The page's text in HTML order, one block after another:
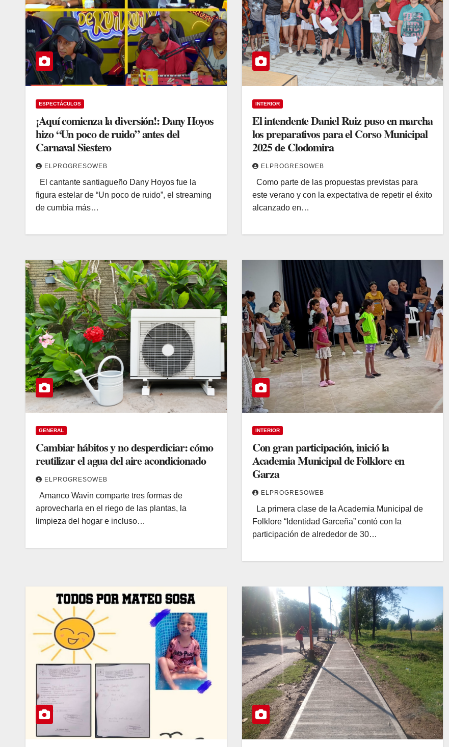
ESPECTÁCULOS
¡Aquí comienza la diversión!: Dany Hoyos
hizo “Un poco de ruido” antes del
Carnaval Siestero
ELPROGRESOWEB
El cantante santiagueño Dany Hoyos fue la
figura estelar de “Un poco de ruido”, el streaming
de cumbia más…
INTERIOR
El intendente Daniel Ruiz puso en marcha
los preparativos para el Corso Municipal
2025 de Clodomira
ELPROGRESOWEB
Como parte de las propuestas previstas para
este verano y con la expectativa de repetir el éxito
alcanzado en…
GENERAL
Cambiar hábitos y no desperdiciar: cómo
reutilizar el agua del aire acondicionado
ELPROGRESOWEB
Amanco Wavin comparte tres formas de
aprovecharla en el riego de las plantas, la
limpieza del hogar e incluso…
INTERIOR
Con gran participación, inició la
Academia Municipal de Folklore en
Garza
ELPROGRESOWEB
La primera clase de la Academia Municipal de
Folklore “Identidad Garceña” contó con la
participación de alrededor de 30…